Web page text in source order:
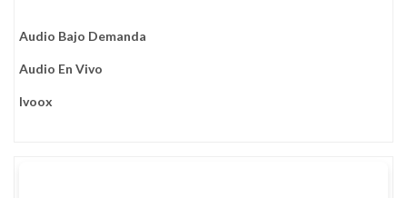
Audio Bajo Demanda
Audio En Vivo
Ivoox